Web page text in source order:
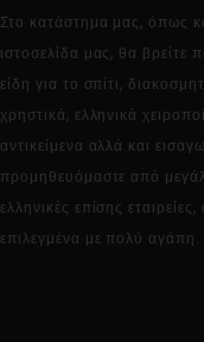
Στο κατάστημα μας, όπως
ιστοσελίδα μας, θα βρείτε
είδη για το σπίτι,
χρηστικά, ελληνικά
αντικείμενα αλλά και
προμηθευόμαστε από
ελληνικές επίσης εταιρείες,
επιλεγμένα με πολύ αγάπη.